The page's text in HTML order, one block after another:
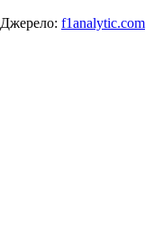
Джерело: f1analytic.com